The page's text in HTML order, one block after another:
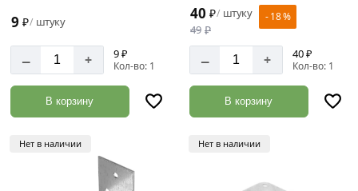
металла
40
мм
9 ₽/ штуку
– + 9 ₽
Кол-во: 1
В корзину
40 ₽/ штуку
49 ₽
- 18 %
– + 40 ₽
Кол-во: 1
В корзину
Нет в наличии Нет в наличии